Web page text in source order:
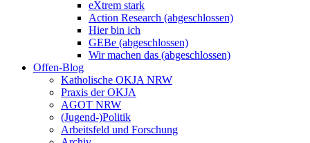
eXtrem stark
Action Research (abgeschlossen)
Hier bin ich
GEBe (abgeschlossen)
Wir machen das (abgeschlossen)
Offen-Blog
Katholische OKJA NRW
Praxis der OKJA
AGOT NRW
(Jugend-)Politik
Arbeitsfeld und Forschung